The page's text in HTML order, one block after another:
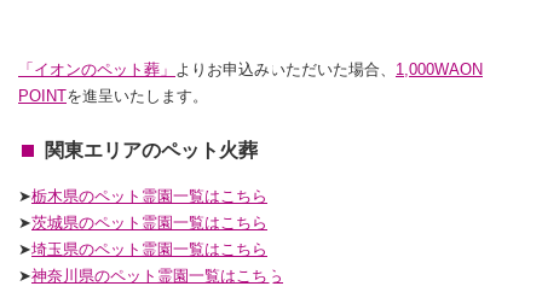
「イオンのペット葬」 よりお申込みいただいた場合、 1,000WAON
POINTを進呈いたします。
関東エリアのペット火葬
➤栃木県のペット霊園一覧はこちら
➤茨城県のペット霊園一覧はこちら
➤埼玉県のペット霊園一覧はこちら
➤神奈川県のペット霊園一覧はこちら